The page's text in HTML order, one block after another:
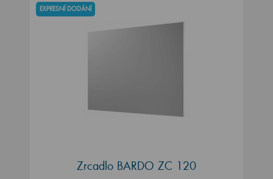
EXPRESNÍ DODÁNÍ
Zrcadlo BARDO ZC 120